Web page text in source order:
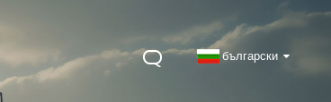
български